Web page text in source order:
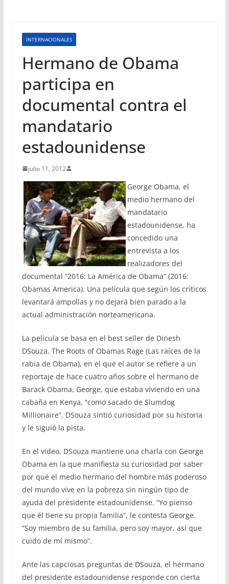
INTERNACIONALES
Hermano de Obama
participa en
documental contra el
mandatario
estadounidense
julio 11, 2012
George Obama, el
medio hermano del
mandatario
estadounidense, ha
concedido una
entrevista a los
realizadores del
documental “2016: La América de Obama” (2016:
Obamas America). Una película que según los críticos
levantará ampollas y no dejará bien parado a la
actual administración norteamericana.
La película se basa en el best seller de Dinesh
DSouza, The Roots of Obamas Rage (Las raíces de la
rabia de Obama), en el que el autor se refiere a un
reportaje de hace cuatro años sobre el hermano de
Barack Obama, George, que estaba viviendo en una
cabaña en Kenya, “como sacado de Slumdog
Millionaire”. DSouza sintió curiosidad por su historia
y le siguió la pista.
En el video, DSouza mantiene una charla con George
Obama en la que manifiesta su curiosidad por saber
por qué el medio hermano del hombre más poderoso
del mundo vive en la pobreza sin ningún tipo de
ayuda del presidente estadounidense. “Yo pienso
que él tiene su propia familia”, le contesta George.
“Soy miembro de su familia, pero soy mayor, así que
cuido de mí mismo”.
Ante las capciosas preguntas de DSouza, el hermano
del presidente estadounidense responde con cierta